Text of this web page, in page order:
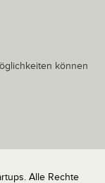
können
Alle Rechte